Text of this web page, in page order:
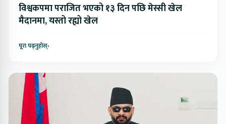
विश्वकपमा पराजित भएको १३ दिन पछि मेस्सी खेल
मैदानमा, यस्तो रह्यो खेल
पूरा पढ्नुहोस्›